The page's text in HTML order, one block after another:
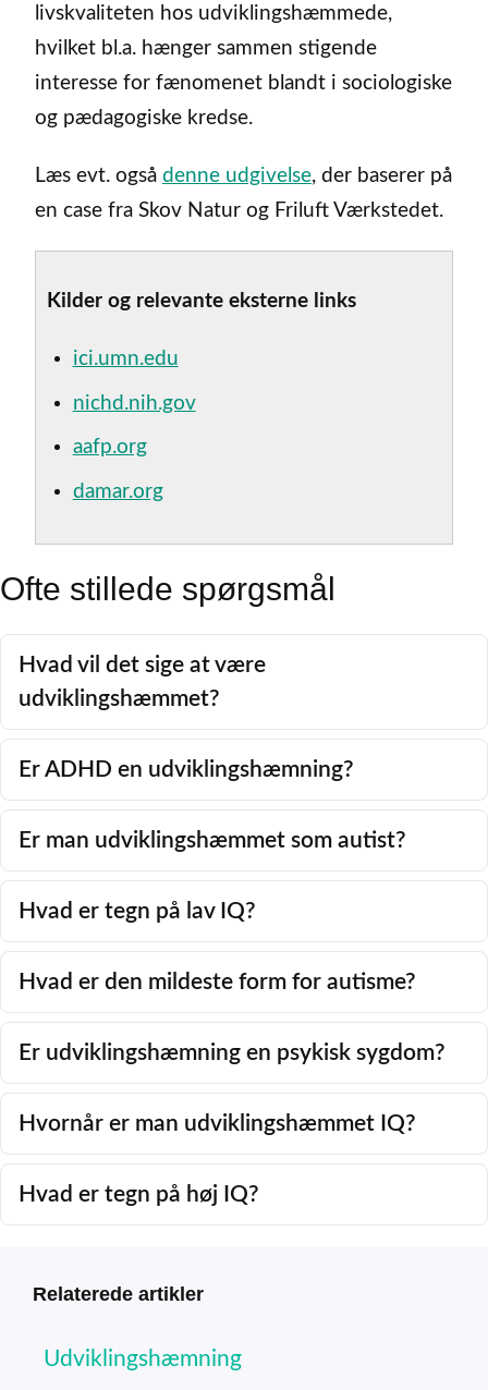
livskvaliteten hos udviklingshæmmede,
hvilket bl.a. hænger sammen stigende
interesse for fænomenet blandt i sociologiske
og pædagogiske kredse.
Læs evt. også denne udgivelse, der baserer på
en case fra Skov Natur og Friluft Værkstedet.
Kilder og relevante eksterne links
ici.umn.edu
nichd.nih.gov
aafp.org
damar.org
Ofte stillede spørgsmål
Hvad vil det sige at være
udviklingshæmmet?
Er ADHD en udviklingshæmning?
Er man udviklingshæmmet som autist?
Hvad er tegn på lav IQ?
Hvad er den mildeste form for autisme?
Er udviklingshæmning en psykisk sygdom?
Hvornår er man udviklingshæmmet IQ?
Hvad er tegn på høj IQ?
Relaterede artikler
Udviklingshæmning